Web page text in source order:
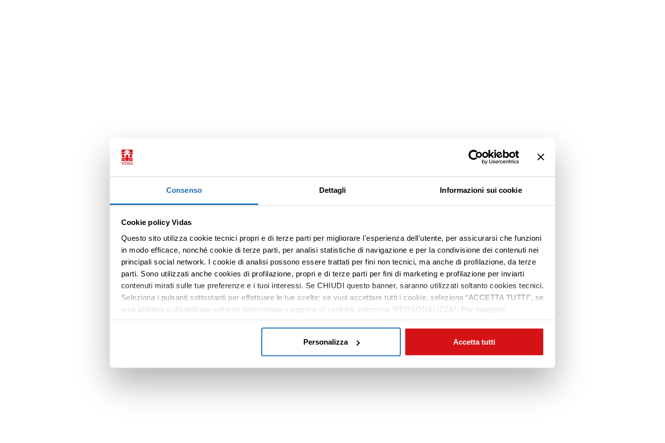
Consenso Dettagli Informazioni sui cookie
Cookie policy Vidas
Questo sito utilizza cookie tecnici propri e di terze parti per migliorare l'esperienza dell'utente, per assicurarsi che funzioni
in modo efficace, nonché cookie di terze parti, per analisi statistiche di navigazione e per la condivisione dei contenuti nei
principali social network. I cookie di analisi possono essere trattati per fini non tecnici, ma anche di profilazione, da terze
parti. Sono utilizzati anche cookies di profilazione, propri e di terze parti per fini di marketing e profilazione per inviarti
contenuti mirati sulle tue preferenze e i tuoi interessi. Se CHIUDI questo banner, saranno utilizzati soltanto cookies tecnici.
Seleziona i pulsanti sottostanti per effettuare le tue scelte: se vuoi accettare tutti i cookie, seleziona “ACCETTA TUTTI”, se
vuoi abilitare o disabilitare soltanto determinate categorie di cookies seleziona “PERSONALIZZA”. Per maggiori
Personalizza Accetta tutti